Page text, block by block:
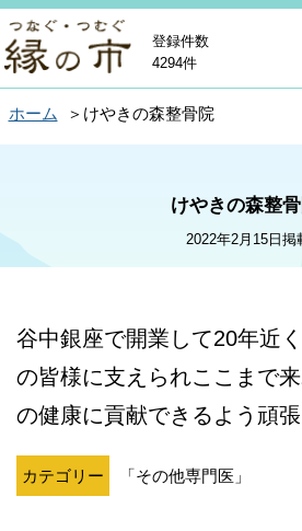
登録件数
4294件
ホーム けやきの森整骨院
2022年2月15日掲
けやきの森整
谷中銀座で開業して20年近
の皆様に支えられここまで
の健康に貢献できるよう頑張
カテゴリー 「その他専門医」